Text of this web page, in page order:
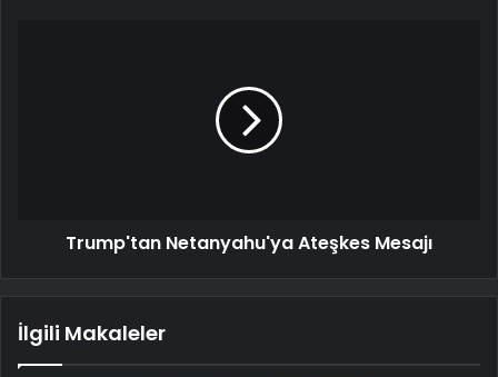
Trump'tan Netanyahu'ya Ateşkes Mesajı
İlgili Makaleler